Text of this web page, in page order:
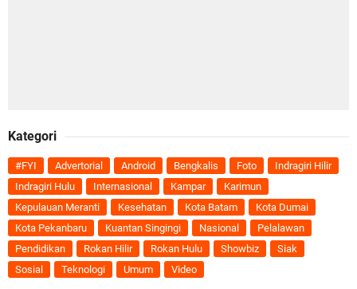
Kategori
#FYI Advertorial Android Bengkalis Foto
Indragiri Hilir
Indragiri Hulu
Internasional Kampar
Karimun
Kepulauan Meranti
Kesehatan Kota Batam
Kota Dumai
Kota Pekanbaru
Kuantan Singingi Nasional
Pelalawan
Pendidikan
Rokan Hilir Rokan Hulu Showbiz
Siak
Sosial
Teknologi Umum Video